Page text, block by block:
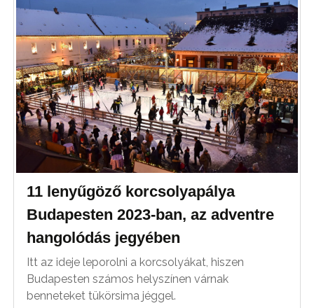
11 lenyűgöző korcsolyapálya
Budapesten 2023-ban, az adventre
hangolódás jegyében
Itt az ideje leporolni a korcsolyákat, hiszen
Budapesten számos helyszínen várnak
benneteket tükörsima jéggel.